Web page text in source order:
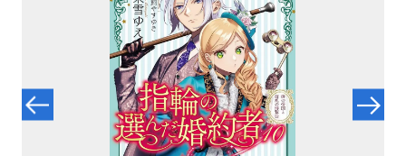
鉄道・バス
コミック・ラノベ